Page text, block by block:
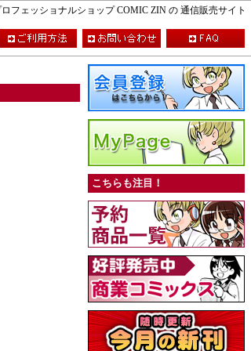
フェッショナルショップ COMIC ZIN の 通信販売サイト
こちらも注目！